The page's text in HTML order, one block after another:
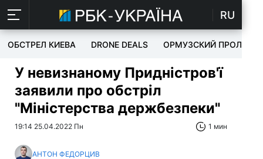
RU
ОБСТРЕЛ КИЕВА DRONE DEALS ОРМУЗСКИЙ ПРОЛИВ
У невизнаному Придністров'ї
заявили про обстріл
"Міністерства держбезпеки"
19:14 25.04.2022 Пн 1 мин
АНТОН ФЕДОРЦИВ